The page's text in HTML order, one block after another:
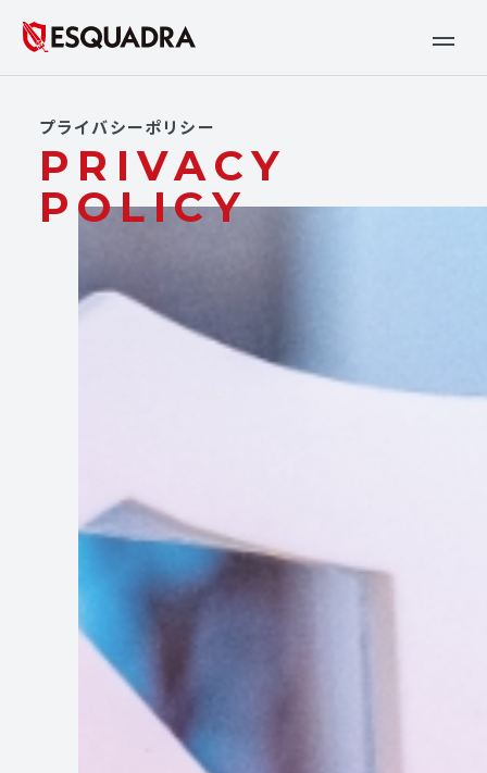
プライバシーポリシー
PRIVACY
POLICY